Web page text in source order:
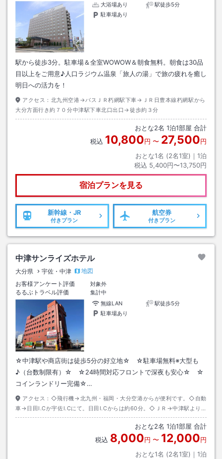
大浴場あり
駅徒歩5分
駐車場あり
駅から徒歩3分。駐車場＆全室WOWOW＆朝食無料。朝食は30品
目以上をご用意♪人口ラジウム温泉「旅人の湯」で旅の疲れを癒し
明日への活力を！
アクセス： 北九州空港→バスＪＲ朽網駅下車→ＪＲ日豊本線朽網駅から
大分方面行き約７０分中津駅下車北口出口→徒歩約３分
おとな2名 1泊1部屋 合計
税込 10,800円 〜 27,500円
おとな1名 (2名1室)｜ 1泊
税込 5,400円〜13,750円
宿泊プランを見る
新幹線・JR
付きプラン
航空券
付きプラン
中津サンライズホテル
大分県 宇佐・中津
地図
お客様アンケート評価
対象外
るるぶトラベル評価
集計中
無線LAN
駅徒歩5分
駐車場あり
☆中津駅や商店街は徒歩5分の好立地☆ ☆駐車場無料※大型も
♪（台数制限有）☆ ☆24時間対応フロントで深夜も安心☆ ☆
コインランドリー完備☆…
アクセス： ◇飛行機→北九州・福岡・大分空港からが便利です。◇自動
車→日田I.Cか宇佐I.Cにて。日田I.Cからは約60分。◇ＪＲ→中津駅より
徒歩２分。
おとな2名 1泊1部屋 合計
税込 8,000円 〜 12,000円
おとな1名 (2名1室)｜ 1泊